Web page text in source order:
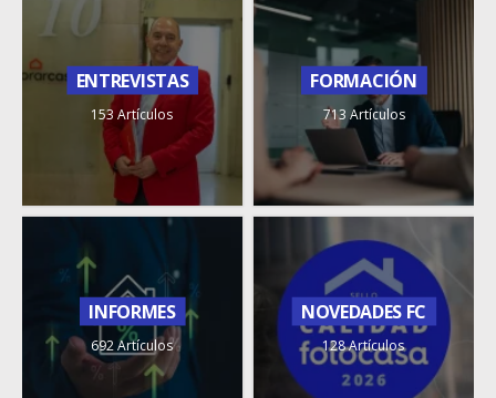
ENTREVISTAS
153 Artículos
FORMACIÓN
713 Artículos
INFORMES
692 Artículos
NOVEDADES FC
128 Artículos